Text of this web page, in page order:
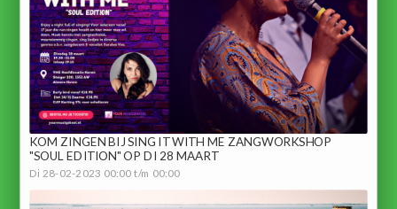
KOM ZINGEN BIJ SING IT WITH ME ZANGWORKSHOP
"SOUL EDITION" OP DI 28 MAART
Di 28-02-2023 00:00 t/m 00:00